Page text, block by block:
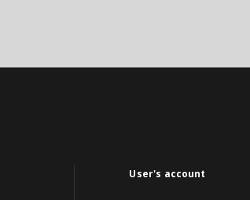
User's account